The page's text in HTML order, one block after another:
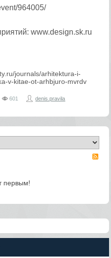
964005/
www.design.sk.ru
journals/arhitektura-i-
v-kitae-ot-arhbjuro-mvrdv
601 denis.pravila
первым!